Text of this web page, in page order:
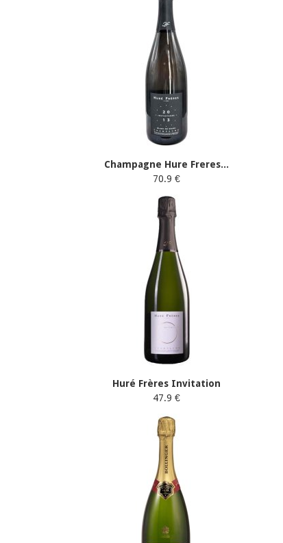
Champagne Hure Freres...
70.9 €
Huré Frères Invitation
47.9 €